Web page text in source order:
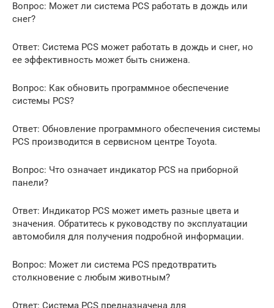
Вопрос: Может ли система PCS работать в дождь или
снег?
Ответ: Система PCS может работать в дождь и снег, но
ее эффективность может быть снижена.
Вопрос: Как обновить программное обеспечение
системы PCS?
Ответ: Обновление программного обеспечения системы
PCS производится в сервисном центре Toyota.
Вопрос: Что означает индикатор PCS на приборной
панели?
Ответ: Индикатор PCS может иметь разные цвета и
значения. Обратитесь к руководству по эксплуатации
автомобиля для получения подробной информации.
Вопрос: Может ли система PCS предотвратить
столкновение с любым животным?
Ответ: Система PCS предназначена для